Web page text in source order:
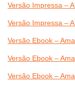
Versão Impressa –
Versão Impressa –
Versão Ebook –
Versão Ebook –
Versão Ebook –